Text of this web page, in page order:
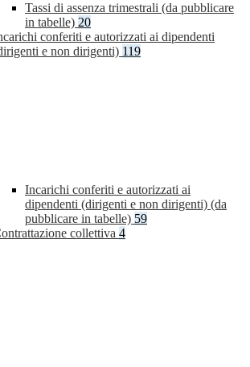
Tassi di assenza trimestrali (da pubblicare
in tabelle) 20
conferiti e autorizzati ai dipendenti
e non dirigenti) 119
Incarichi conferiti e autorizzati ai
dipendenti (dirigenti e non dirigenti) (da
pubblicare in tabelle) 59
collettiva 4